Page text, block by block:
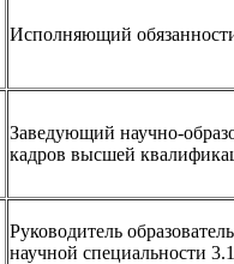
Исполняющий
Заведующий научно-
кадров высшей
Руководитель
научной специальности